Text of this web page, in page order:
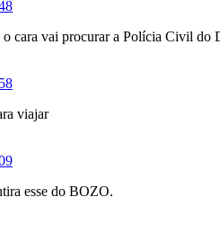
cara vai procurar a Polícia Civil do
viajar
esse do BOZO.